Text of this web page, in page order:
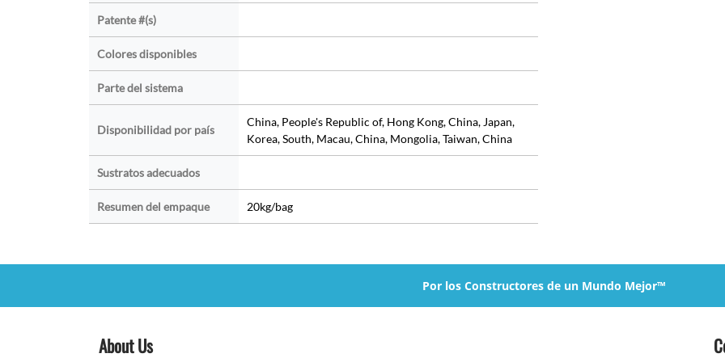
Patente #(s)
Colores disponibles
Parte del sistema
Disponibilidad por país
China, People's Republic of, Hong Kong, China, Japan,
Korea, South, Macau, China, Mongolia, Taiwan, China
Sustratos adecuados
Resumen del empaque 20kg/bag
Por los Constructores de un Mundo Mejor™
About Us